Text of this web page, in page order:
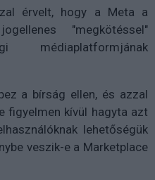
érvelt, hogy a Meta a
"megkötéssel"
médiaplatformjának
a bírság ellen, és azzal
figyelmen kívül hagyta azt
lehetőségük
veszik-e a Marketplace